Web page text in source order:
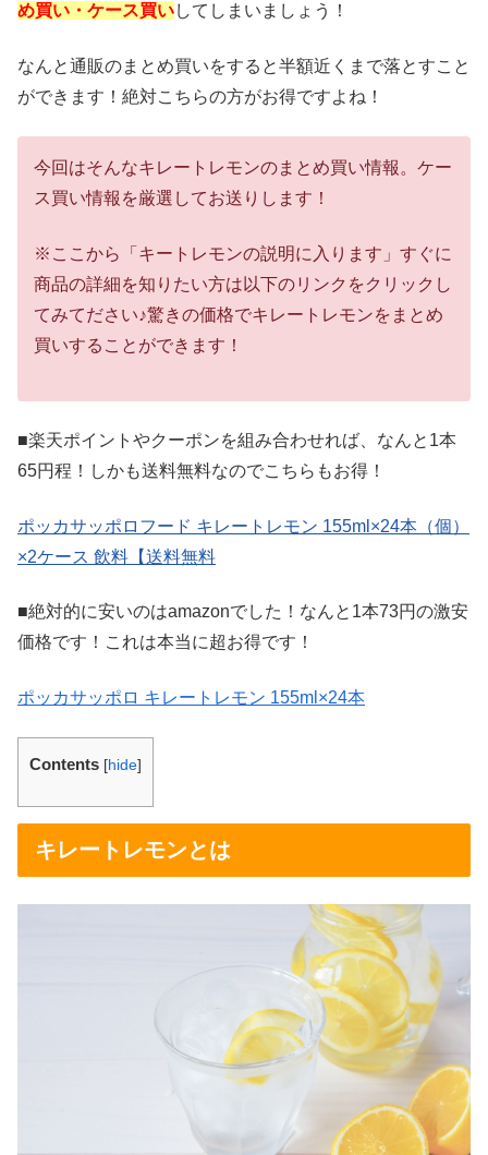
め買い・ケース買いしてしまいましょう！
なんと通販のまとめ買いをすると半額近くまで落とすこと
ができます！絶対こちらの方がお得ですよね！
今回はそんなキレートレモンのまとめ買い情報。ケー
ス買い情報を厳選してお送りします！
※ここから「キートレモンの説明に入ります」すぐに
商品の詳細を知りたい方は以下のリンクをクリックし
てみてださい♪驚きの価格でキレートレモンをまとめ
買いすることができます！
■楽天ポイントやクーポンを組み合わせれば、なんと1本
65円程！しかも送料無料なのでこちらもお得！
ポッカサッポロフード キレートレモン 155ml×24本（個）
×2ケース 飲料【送料無料
■絶対的に安いのはamazonでした！なんと1本73円の激安
価格です！これは本当に超お得です！
ポッカサッポロ キレートレモン 155ml×24本
Contents [hide]
キレートレモンとは